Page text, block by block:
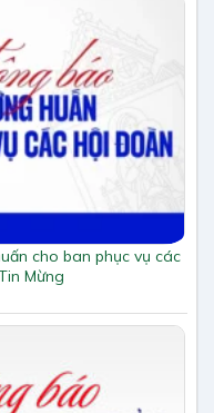
cho ban phục vụ các
Mừng